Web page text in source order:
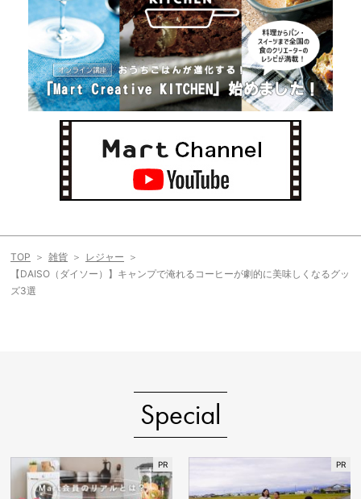
TOP 雑貨
レジャー
【DAISO（ダイソー）】キャンプで淹れるコーヒーが劇的に美味しくなるグッ
ズ3選
Special